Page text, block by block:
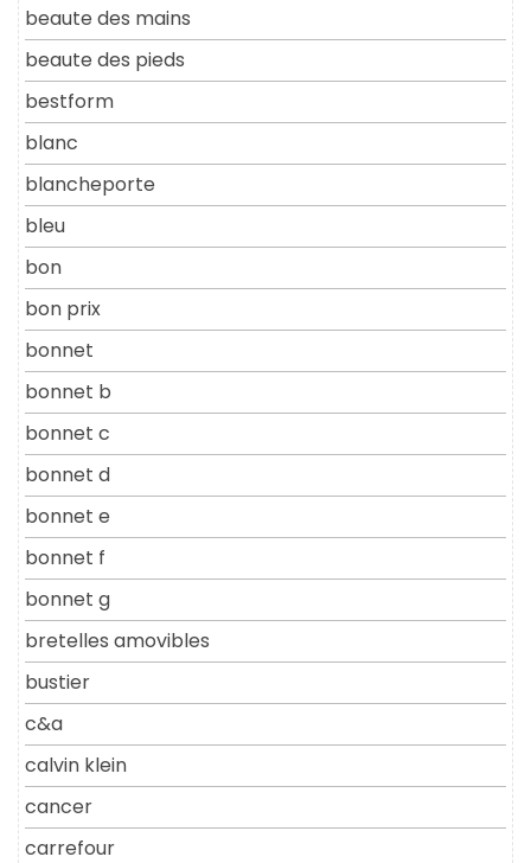
beaute des mains
beaute des pieds
bestform
blanc
blancheporte
bleu
bon
bon prix
bonnet
bonnet b
bonnet c
bonnet d
bonnet e
bonnet f
bonnet g
bretelles amovibles
bustier
c&a
calvin klein
cancer
carrefour